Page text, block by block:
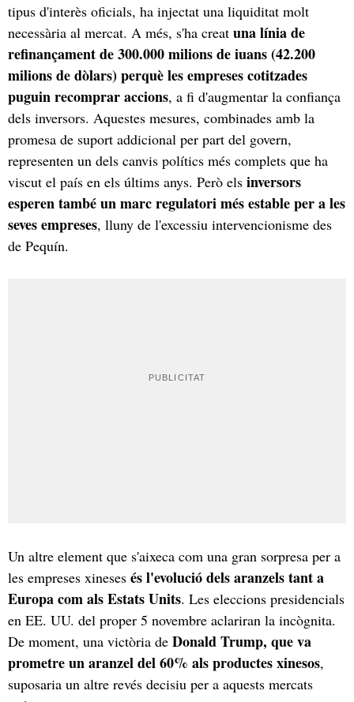
tipus d'interès oficials, ha injectat una liquiditat molt
necessària al mercat. A més, s'ha creat una línia de
refinançament de 300.000 milions de iuans (42.200
milions de dòlars) perquè les empreses cotitzades
puguin recomprar accions, a fi d'augmentar la confiança
dels inversors. Aquestes mesures, combinades amb la
promesa de suport addicional per part del govern,
representen un dels canvis polítics més complets que ha
viscut el país en els últims anys. Però els inversors
esperen també un marc regulatori més estable per a les
seves empreses, lluny de l'excessiu intervencionisme des
de Pequín.
Un altre element que s'aixeca com una gran sorpresa per a
les empreses xineses és l'evolució dels aranzels tant a
Europa com als Estats Units. Les eleccions presidencials
en EE. UU. del proper 5 novembre aclariran la incògnita.
De moment, una victòria de Donald Trump, que va
prometre un aranzel del 60% als productes xinesos,
suposaria un altre revés decisiu per a aquests mercats